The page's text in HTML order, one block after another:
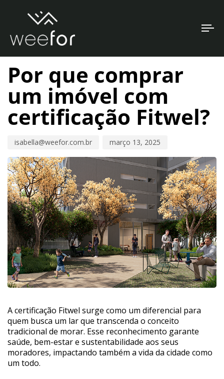
PUBLISHED
Por que comprar
um imóvel com
certificação Fitwel?
Author
isabella@weefor.com.br
Published
março 13, 2025
A certificação Fitwel surge como um diferencial para
quem busca um lar que transcenda o conceito
tradicional de morar. Esse reconhecimento garante
saúde, bem-estar e sustentabilidade aos seus
moradores, impactando também a vida da cidade como
um todo.